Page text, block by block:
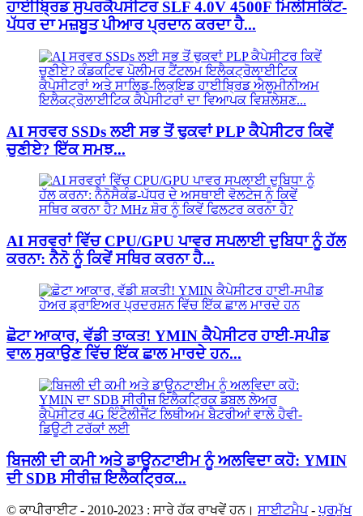
ਹਾਈਬ੍ਰਿਡ ਸੁਪਰਕੈਪਸੀਟਰ SLF 4.0V 4500F ਮਿਲੀਸਕਿੰਟ-
ਪੱਧਰ ਦਾ ਮਜ਼ਬੂਤ ​​ਪੀਆਰ ਪ੍ਰਦਾਨ ਕਰਦਾ ਹੈ...
AI ਸਰਵਰ SSDs ਲਈ ਸਭ ਤੋਂ ਢੁਕਵਾਂ PLP ਕੈਪੇਸੀਟਰ ਕਿਵੇਂ
ਚੁਣੀਏ? ਇੱਕ ਸਮਝ...
AI ਸਰਵਰਾਂ ਵਿੱਚ CPU/GPU ਪਾਵਰ ਸਪਲਾਈ ਦੁਬਿਧਾ ਨੂੰ ਹੱਲ
ਕਰਨਾ: ਨੈਨੋ ਨੂੰ ਕਿਵੇਂ ਸਥਿਰ ਕਰਨਾ ਹੈ...
ਛੋਟਾ ਆਕਾਰ, ਵੱਡੀ ਤਾਕਤ! YMIN ਕੈਪੇਸੀਟਰ ਹਾਈ-ਸਪੀਡ
ਵਾਲ ਸੁਕਾਉਣ ਵਿੱਚ ਇੱਕ ਛਾਲ ਮਾਰਦੇ ਹਨ...
ਬਿਜਲੀ ਦੀ ਕਮੀ ਅਤੇ ਡਾਊਨਟਾਈਮ ਨੂੰ ਅਲਵਿਦਾ ਕਹੋ: YMIN
ਦੀ SDB ਸੀਰੀਜ਼ ਇਲੈਕਟ੍ਰਿਕ...
© ਕਾਪੀਰਾਈਟ - 2010-2023 : ਸਾਰੇ ਹੱਕ ਰਾਖਵੇਂ ਹਨ। ਸਾਈਟਮੈਪ-ਪ੍ਰਮੁੱਖ